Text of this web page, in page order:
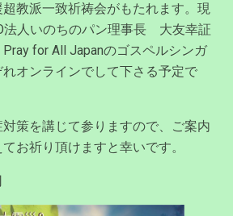
教派一致祈祷会がもたれます。現
法人いのちのパン理事長 大友幸証
for All Japanのゴスペルシンガ
オンラインでして下さる予定で
策を講じて参りますので、ご案内
お祈り頂けますと幸いです。